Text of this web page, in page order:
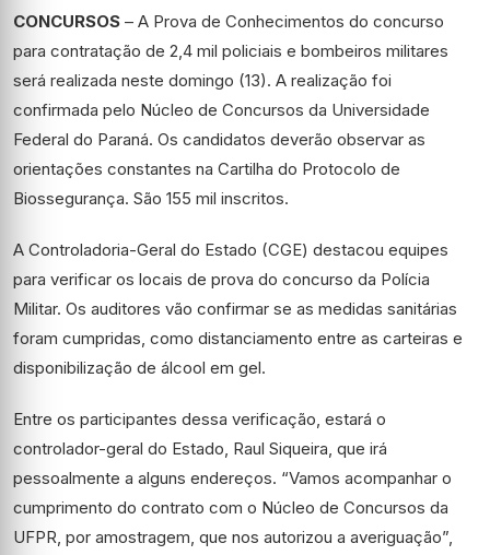
CONCURSOS – A Prova de Conhecimentos do concurso
para contratação de 2,4 mil policiais e bombeiros militares
será realizada neste domingo (13). A realização foi
confirmada pelo Núcleo de Concursos da Universidade
Federal do Paraná. Os candidatos deverão observar as
orientações constantes na Cartilha do Protocolo de
Biossegurança. São 155 mil inscritos.
A Controladoria-Geral do Estado (CGE) destacou equipes
para verificar os locais de prova do concurso da Polícia
Militar. Os auditores vão confirmar se as medidas sanitárias
foram cumpridas, como distanciamento entre as carteiras e
disponibilização de álcool em gel.
Entre os participantes dessa verificação, estará o
controlador-geral do Estado, Raul Siqueira, que irá
pessoalmente a alguns endereços. “Vamos acompanhar o
cumprimento do contrato com o Núcleo de Concursos da
UFPR, por amostragem, que nos autorizou a averiguação”,